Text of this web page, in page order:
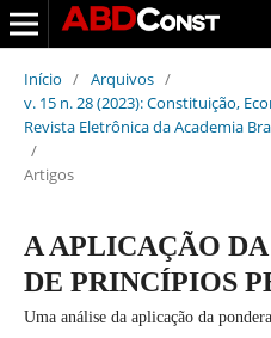
Início / Arquivos /
v. 15 n. 28 (2023): Constituição,
Revista Eletrônica da Academia
/
Artigos
A APLICAÇÃO
DE PRINCÍPIOS
Uma análise da aplicação da